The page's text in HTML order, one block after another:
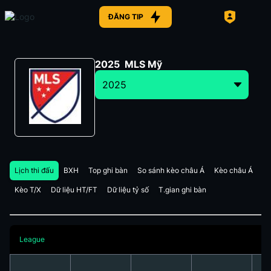
ĐĂNG TIP
2025 MLS Mỹ
2025
Lịch thi đấu BXH Top ghi bàn So sánh kèo châu Á Kèo châu Á
Kèo T/X Dữ liệu HT/FT Dữ liệu tỷ số T.gian ghi bàn
League